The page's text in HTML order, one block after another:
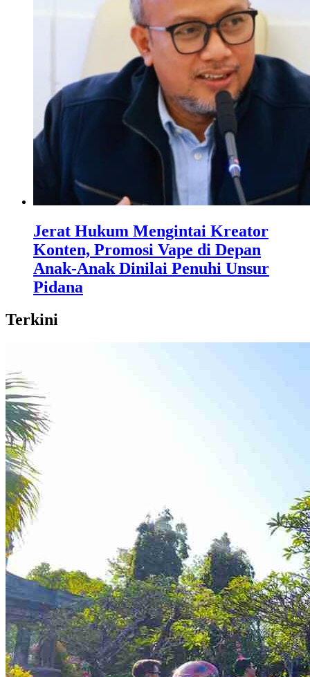
Jerat Hukum Mengintai Kreator
Konten, Promosi Vape di Depan
Anak-Anak Dinilai Penuhi Unsur
Pidana
Terkini